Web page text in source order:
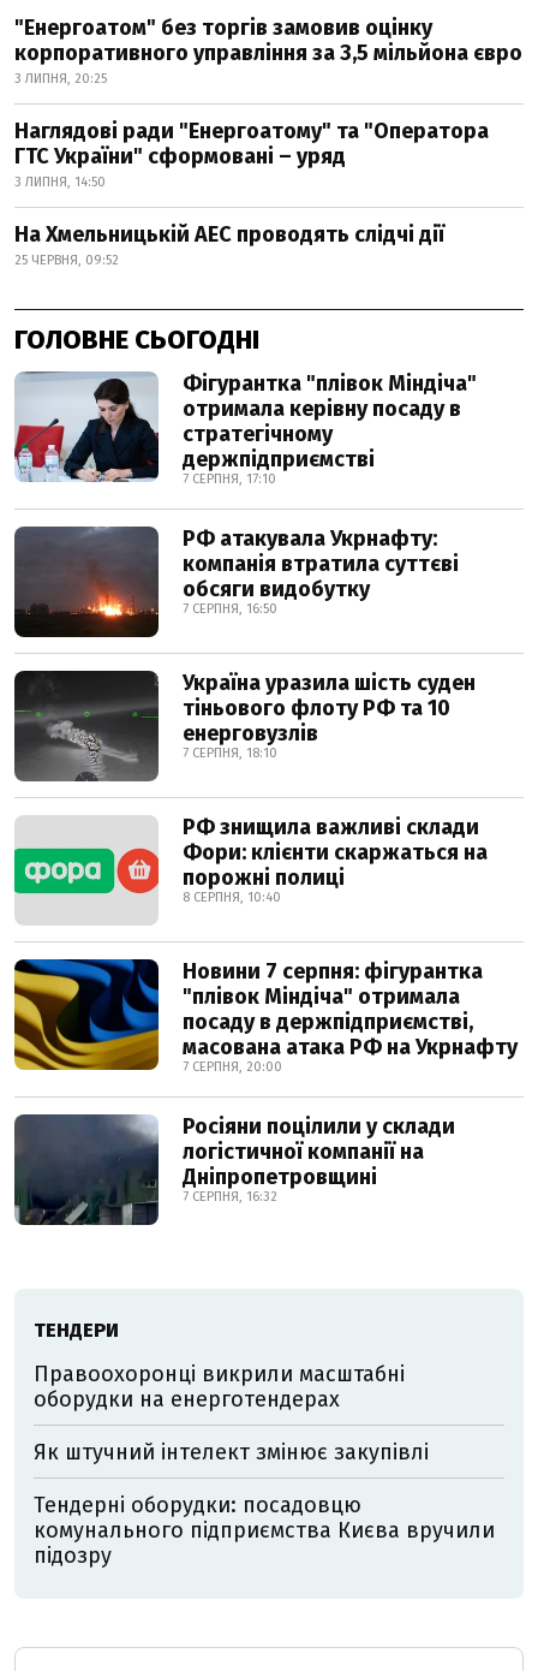
"Енергоатом" без торгів замовив оцінку
корпоративного управління за 3,5 мільйона євро
3 ЛИПНЯ, 20:25
Наглядові ради "Енергоатому" та "Оператора
ГТС України" сформовані – уряд
3 ЛИПНЯ, 14:50
На Хмельницькій АЕС проводять слідчі дії
25 ЧЕРВНЯ, 09:52
ГОЛОВНЕ СЬОГОДНІ
Фігурантка "плівок Міндіча"
отримала керівну посаду в
стратегічному
держпідприємстві
7 СЕРПНЯ, 17:10
РФ атакувала Укрнафту:
компанія втратила суттєві
обсяги видобутку
7 СЕРПНЯ, 16:50
Україна уразила шість суден
тіньового флоту РФ та 10
енерговузлів
7 СЕРПНЯ, 18:10
РФ знищила важливі склади
Фори: клієнти скаржаться на
порожні полиці
8 СЕРПНЯ, 10:40
Новини 7 серпня: фігурантка
"плівок Міндіча" отримала
посаду в держпідприємстві,
масована атака РФ на Укрнафту
7 СЕРПНЯ, 20:00
Росіяни поцілили у склади
логістичної компанії на
Дніпропетровщині
7 СЕРПНЯ, 16:32
ТЕНДЕРИ
Правоохоронці викрили масштабні
оборудки на енерготендерах
Як штучний інтелект змінює закупівлі
Тендерні оборудки: посадовцю
комунального підприємства Києва вручили
підозру